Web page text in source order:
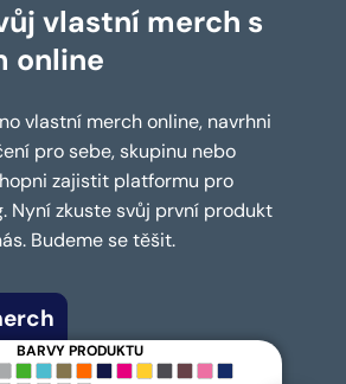
BARVY PRODUKTU
vlastní merch s
online
vlastní merch online, navrhni
pro sebe, skupinu nebo
zajistit platformu pro
Nyní zkuste svůj první produkt
Budeme se těšit.